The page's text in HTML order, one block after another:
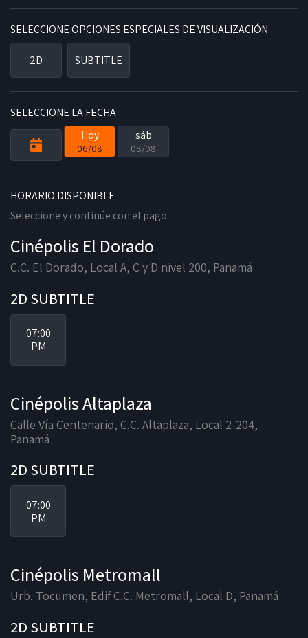
SELECCIONE OPCIONES ESPECIALES DE VISUALIZACIÓN
2D SUBTITLE
SELECCIONE LA FECHA
Hoy
06/08
sáb
08/08
HORARIO DISPONIBLE
Seleccione y continúe con el pago
Cinépolis El Dorado
C.C. El Dorado, Local A, C y D nivel 200, Panamá
2D SUBTITLE
07:00
PM
Cinépolis Altaplaza
Calle Vía Centenario, C.C. Altaplaza, Local 2-204,
Panamá
2D SUBTITLE
07:00
PM
Cinépolis Metromall
Urb. Tocumen, Edif C.C. Metromall, Local D, Panamá
2D SUBTITLE